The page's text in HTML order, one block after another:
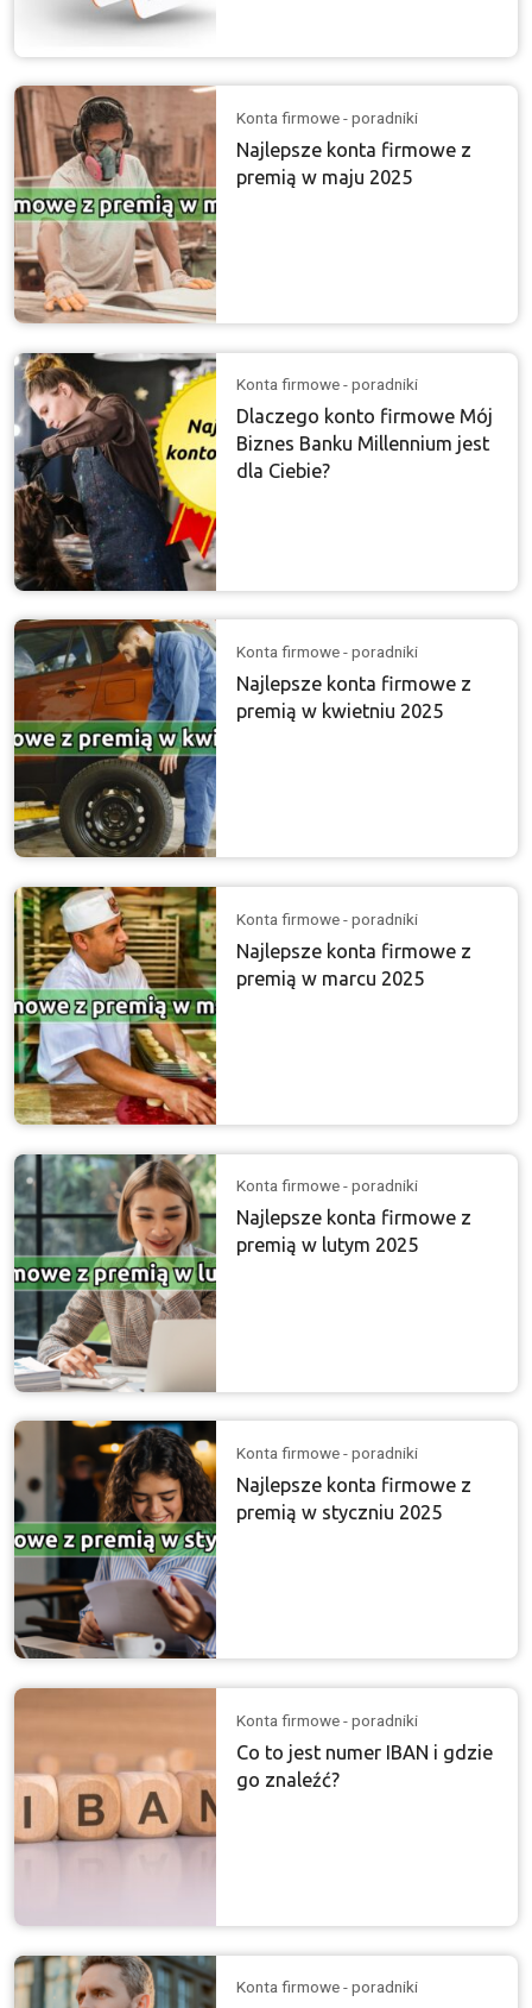
Konta firmowe - poradniki
Najlepsze konta firmowe z
premią w maju 2025
Konta firmowe - poradniki
Dlaczego konto firmowe Mój
Biznes Banku Millennium jest
dla Ciebie?
Konta firmowe - poradniki
Najlepsze konta firmowe z
premią w kwietniu 2025
Konta firmowe - poradniki
Najlepsze konta firmowe z
premią w marcu 2025
Konta firmowe - poradniki
Najlepsze konta firmowe z
premią w lutym 2025
Konta firmowe - poradniki
Najlepsze konta firmowe z
premią w styczniu 2025
Konta firmowe - poradniki
Co to jest numer IBAN i gdzie
go znaleźć?
Konta firmowe - poradniki